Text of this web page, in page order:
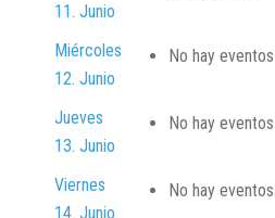
11. Junio
Miércoles
12. Junio
No hay
Jueves
13. Junio
No hay
Viernes
14. Junio
No hay